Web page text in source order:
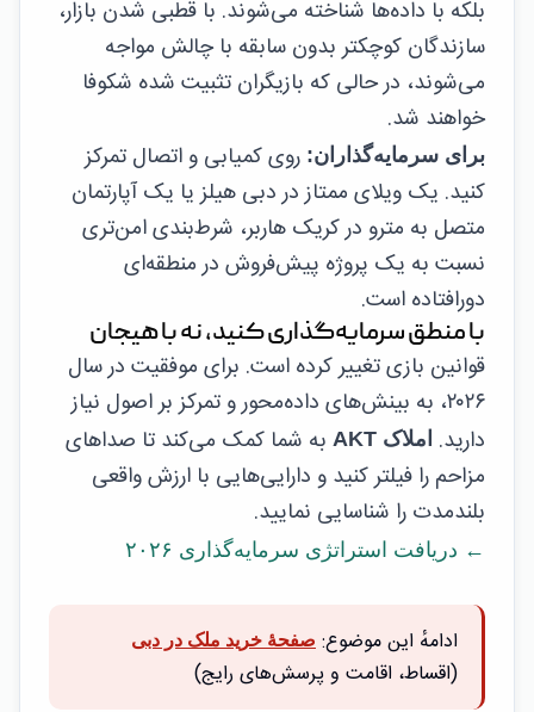
بلکه با داده‌ها شناخته می‌شوند. با قطبی شدن بازار،
سازندگان کوچکتر بدون سابقه با چالش مواجه
می‌شوند، در حالی که بازیگران تثبیت شده شکوفا
خواهند شد.
برای سرمایه‌گذاران: روی کمیابی و اتصال تمرکز
کنید. یک ویلای ممتاز در دبی هیلز یا یک آپارتمان
متصل به مترو در کریک هاربر، شرط‌بندی امن‌تری
نسبت به یک پروژه پیش‌فروش در منطقه‌ای
دورافتاده است.
با منطق سرمایه‌گذاری کنید، نه با هیجان
قوانین بازی تغییر کرده است. برای موفقیت در سال
۲۰۲۶، به بینش‌های داده‌محور و تمرکز بر اصول نیاز
دارید. املاک AKT
به شما کمک می‌کند تا صداهای
مزاحم را فیلتر کنید و دارایی‌هایی با ارزش واقعی
بلندمدت را شناسایی نمایید.
← دریافت استراتژی سرمایه‌گذاری ۲۰۲۶
ادامهٔ این موضوع: صفحهٔ خرید ملک در دبی
(اقساط، اقامت و پرسش‌های رایج)